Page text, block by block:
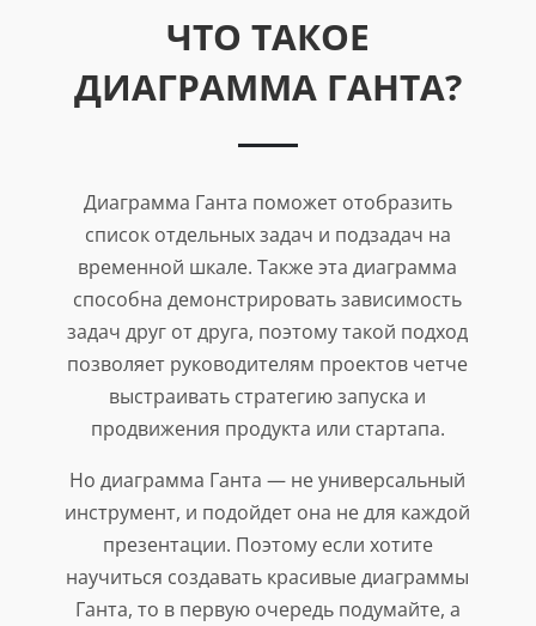
ЧТО ТАКОЕ
ДИАГРАММА ГАНТА?
Диаграмма Ганта поможет отобразить
список отдельных задач и подзадач на
временной шкале. Также эта диаграмма
способна демонстрировать зависимость
задач друг от друга, поэтому такой подход
позволяет руководителям проектов четче
выстраивать стратегию запуска и
продвижения продукта или стартапа.
Но диаграмма Ганта — не универсальный
инструмент, и подойдет она не для каждой
презентации. Поэтому если хотите
научиться создавать красивые диаграммы
Ганта, то в первую очередь подумайте, а